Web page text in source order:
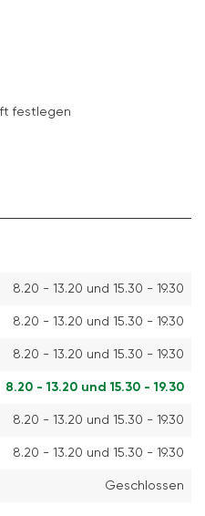
festlegen
8.20 - 13.20 und 15.30 - 19.30
8.20 - 13.20 und 15.30 - 19.30
8.20 - 13.20 und 15.30 - 19.30
8.20 - 13.20 und 15.30 - 19.30
8.20 - 13.20 und 15.30 - 19.30
8.20 - 13.20 und 15.30 - 19.30
Geschlossen